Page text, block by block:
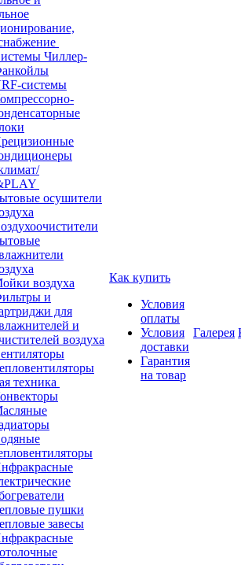
Чиллер-
системы
осушители
воздуха
и
для
и
воздуха
техника
пушки
завесы
Как купить
Условия
оплаты
Условия
доставки
Гарантия
на товар
Галерея